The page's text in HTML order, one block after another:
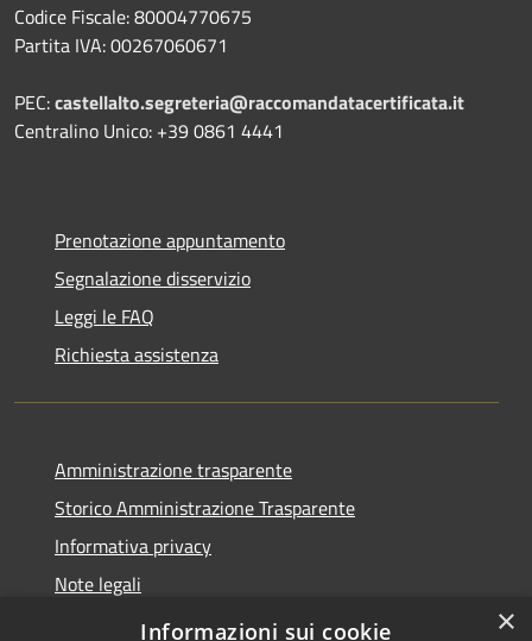
Codice Fiscale: 80004770675
Partita IVA: 00267060671
PEC:castellalto.segreteria@raccomandatacertificata.it
Centralino Unico: +39 0861 4441
Prenotazione appuntamento
Segnalazione disservizio
Leggi le FAQ
Richiesta assistenza
Amministrazione trasparente
Storico Amministrazione Trasparente
Informativa privacy
Note legali
Dichiarazione di accessibilità
×
Informazioni sui cookie